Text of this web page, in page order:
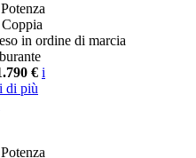
Potenza
Coppia
in ordine di marcia
€ i
di più
Potenza